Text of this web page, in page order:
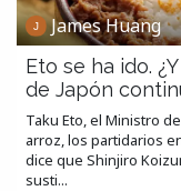
James Huang
Eto se ha ido.
de Japón
Taku Eto, el Ministro
arroz, los partidarios
dice que Shinjiro
susti...